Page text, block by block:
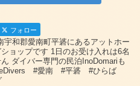
フォロー
宇和郡愛南町平碆にあるアットホー
ョップです 1日のお受け入れは6名
ダイバー専門の民泊InoDomariも
#愛南 #平碆 #ひらば